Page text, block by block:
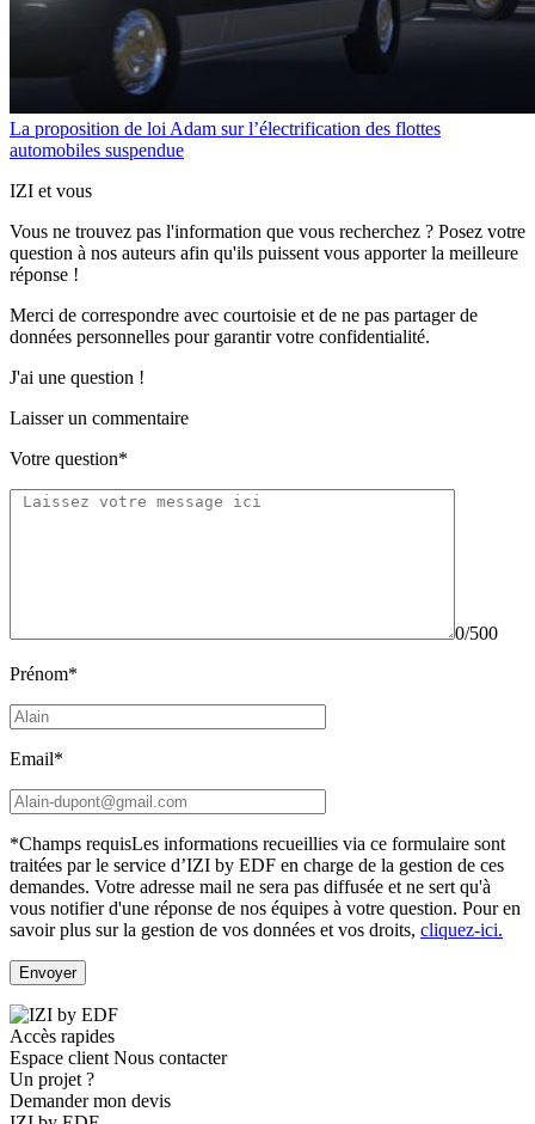
La proposition de loi Adam sur l’électrification des flottes
automobiles suspendue
IZI et vous
Vous ne trouvez pas l'information que vous recherchez ? Posez votre
question à nos auteurs afin qu'ils puissent vous apporterla meilleure
réponse !
Merci de correspondre avec courtoisie et de ne pas partagerde
données personnelles pour garantir votre confidentialité.
J'ai une question !
Laisser un commentaire
Votre question*
0/500
Prénom*
Email*
*Champs requisLes informations recueillies via ce formulaire sont
traitées par le service d’IZI by EDF en charge de la gestion de ces
demandes. Votre adresse mail ne sera pas diffusée et ne sert qu'à
vous notifier d'une réponse de nos équipes à votre question. Pour en
savoir plus sur la gestion de vos données et vos droits, cliquez-ici.
Accès rapides
Espace client Nous contacter
Un projet ?
Demander mon devis